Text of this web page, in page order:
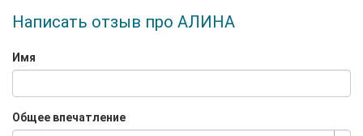
Написать отзыв про АЛИНА
Имя
Общее впечатление